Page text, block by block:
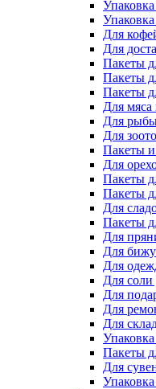
Для
Для
Пакеты
Пакеты
Пакеты
Для мяса
Для
Для
Пакеты и
Для
Пакеты
Пакеты
Для
Пакеты
Для
Для
Для
Для соли
Для
Для
Для
Упаковка
Пакеты
Для